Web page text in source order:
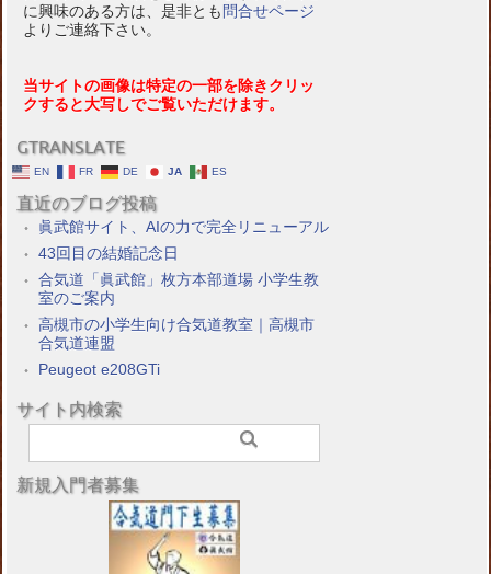
に興味のある方は、是非とも 問合せページ
よりご連絡下さい。
当サイトの画像は特定の一部を除きクリッ
クすると大写しでご覧いただけます。
GTRANSLATE
EN FR DE JA ES
直近のブログ投稿
眞武館サイト、AIの力で完全リニューアル
43回目の結婚記念日
合気道「眞武館」枚方本部道場 小学生教
室のご案内
高槻市の小学生向け合気道教室｜高槻市
合気道連盟
Peugeot e208GTi
サイト内検索
新規入門者募集